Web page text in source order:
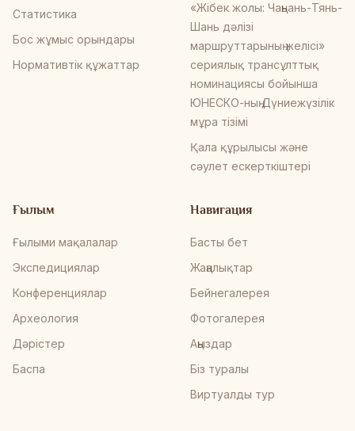
Статистика
Бос жұмыс орындары
Нормативтік құжаттар
«Жібек жолы: Чаңьань-Тянь-
Шань дәлізі
маршруттарының желісі»
сериялық трансұлттық
номинациясы бойынша
ЮНЕСКО-ның Дүниежүзілік
мұра тізімі
Қала құрылысы және
сәулет ескерткіштері
Ғылым
Ғылыми мақалалар
Экспедициялар
Конференциялар
Археология
Дәрістер
Баспа
Навигация
Басты бет
Жаңалықтар
Бейнегалерея
Фотогалерея
Аңыздар
Біз туралы
Виртуалды тур